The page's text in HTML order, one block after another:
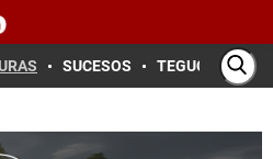
SUCESOS TEGUCIGALPA